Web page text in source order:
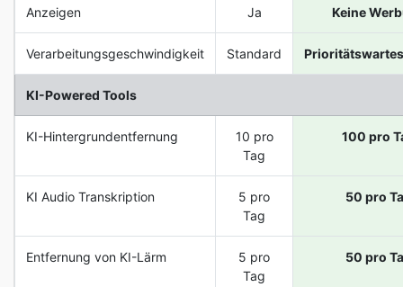
Anzeigen Ja Keine
Verarbeitungsgeschwindigkeit Standard
KI-Powered Tools
KI-Hintergrundentfernung
10 pro
Tag
100 pro
KI Audio Transkription
5 pro
Tag
50 pro
Entfernung von KI-Lärm
5 pro
Tag
50 pro